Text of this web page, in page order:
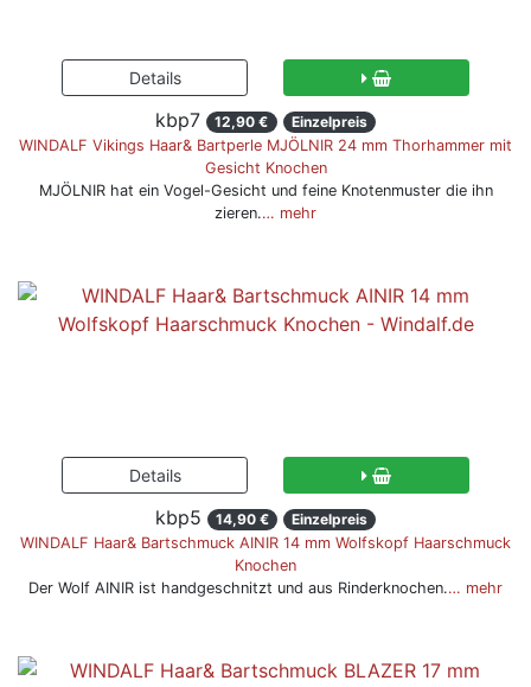
kbp7 12,90 €
Einzelpreis
WINDALF Vikings Haar& Bartperle MJÖLNIR 24 mm Thorhammer mit
Gesicht Knochen
MJÖLNIR hat ein Vogel-Gesicht und feine Knotenmuster die ihn
zieren.… mehr
kbp5 14,90 €
Einzelpreis
WINDALF Haar& Bartschmuck AINIR 14 mm Wolfskopf Haarschmuck
Knochen
Der Wolf AINIR ist handgeschnitzt und aus Rinderknochen.… mehr